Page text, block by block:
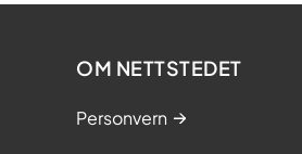
OM NETTSTEDET
Personvern